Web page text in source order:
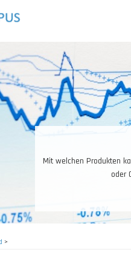
Mit welchen Produkten
oder
>